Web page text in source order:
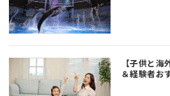
【子供と
＆経験者お